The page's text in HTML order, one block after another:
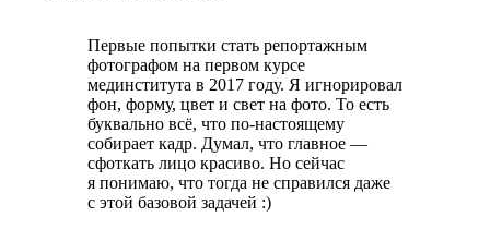
Первые попытки стать репортажным
фотографом на первом курсе
мединститута в 2017 году. Я игнорировал
фон, форму, цвет и свет на фото. То есть
буквально всё, что по-настоящему
собирает кадр. Думал, что главное —
сфоткать лицо красиво. Но сейчас
я понимаю, что тогда не справился даже
с этой базовой задачей :)